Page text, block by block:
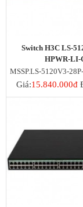
Switch H3C LS-
HPWR-LI-
MSSP.LS-5120V3-
Giá:15.840.000đ